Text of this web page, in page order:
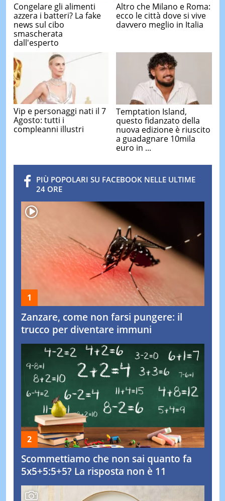
Congelare gli alimenti
azzera i batteri? La fake
news sul cibo
smascherata
dall'esperto
Altro che Milano e Roma:
ecco le città dove si vive
davvero meglio in Italia
Vip e personaggi nati il 7
Agosto: tutti i
compleanni illustri
Temptation Island,
questo fidanzato della
nuova edizione è riuscito
a guadagnare 10mila
euro in ...
PIÙ POPOLARI SU FACEBOOK NELLE ULTIME
24 ORE
Zanzare, come non farsi pungere: il
trucco per diventare immuni
Scommettiamo che non sai quanto fa
5x5+5:5+5? La risposta non è 11